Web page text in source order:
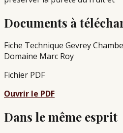
Documents à
Fiche Technique Gevrey
Domaine Marc Roy
Fichier PDF
Ouvrir le PDF
Dans le même esprit